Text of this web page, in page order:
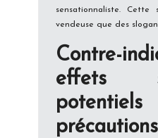
sensationnaliste.
vendeuse que des
Contre-
effets